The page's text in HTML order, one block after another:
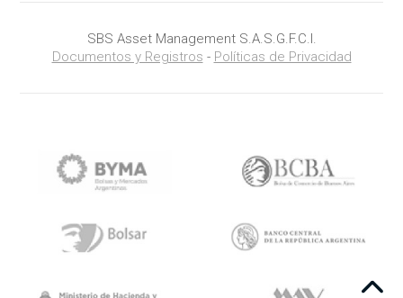
SBS Asset Management S.A.S.G.F.C.I.
Documentos y Registros - Políticas de Privacidad